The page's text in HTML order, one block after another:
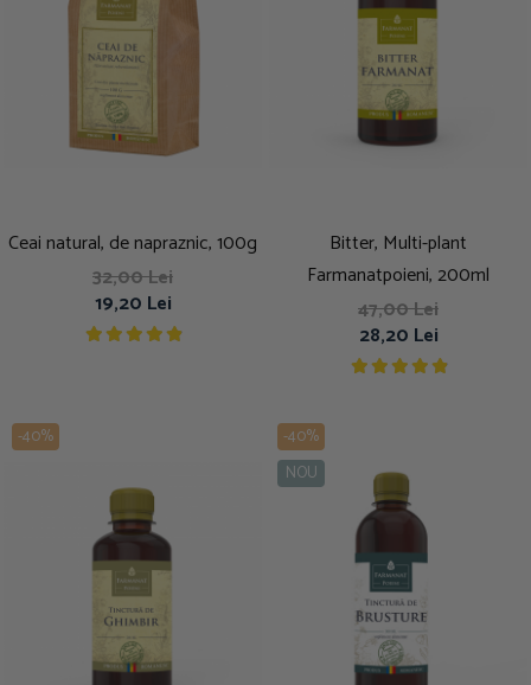
Ceai natural, de napraznic, 100g
32,00 Lei
19,20 Lei
Bitter, Multi-plant
Farmanatpoieni, 200ml
47,00 Lei
28,20 Lei
-40%
-40%
NOU